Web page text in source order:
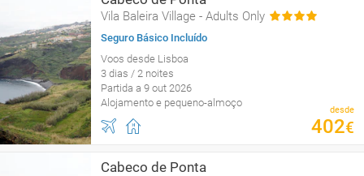
Vila Baleira Village - Adults Only
Seguro Básico Incluído
Voos desde Lisboa
3 dias / 2 noites
Partida a 9 out 2026
Alojamento e pequeno-almoço
desde
402€
Cabeco de Ponta